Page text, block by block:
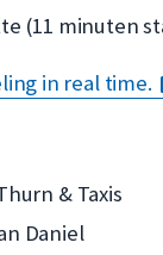
(11 minuten
in real time.
& Taxis
Daniel